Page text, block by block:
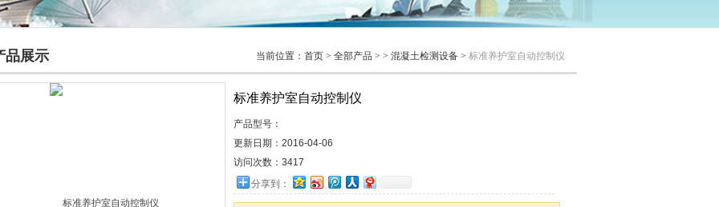
品展示 当前位置： 首页 > 全部产品 > > 混凝土检测设备 > 标准养护室自动控制仪
标准养护室自动控制仪
产品型号：
更新日期： 2016-04-06
访问次数： 3417
分享到：